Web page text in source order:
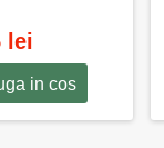
lei
in cos